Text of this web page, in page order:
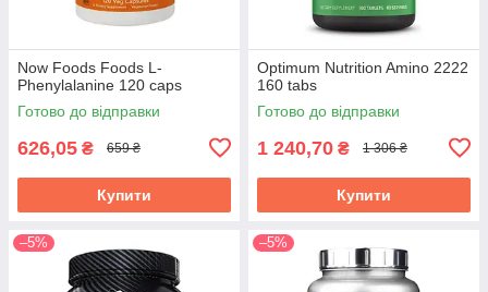
Now Foods Foods L-
Phenylalanine 120 caps
Готово до відправки
626,05 ₴ 659 ₴
Купити
Optimum Nutrition Amino 2222
160 tabs
Готово до відправки
1 240,70 ₴ 1 306 ₴
Купити
–5% –5%